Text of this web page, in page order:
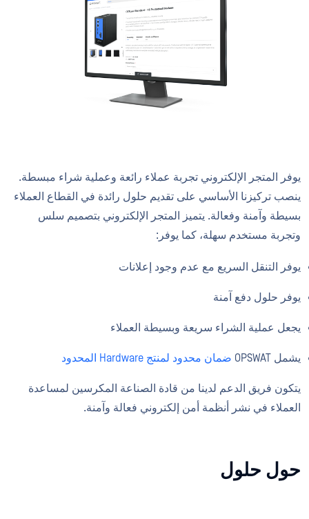
يوفر المتجر الإلكتروني تجربة عملاء رائعة وعملية شراء مبسطة.
ينصب تركيزنا الأساسي على تقديم حلول رائدة في القطاع العملاء
بسيطة وآمنة وفعالة. يتميز المتجر الإلكتروني بتصميم سلس
وتجربة مستخدم سهلة، كما يوفر:
يوفر التنقل السريع مع عدم وجود إعلانات
يوفر حلول دفع آمنة
يجعل عملية الشراء سريعة وبسيطة العملاء
يشمل OPSWAT ضمان محدود لمنتج Hardware المحدود
يتكون فريق الدعم لدينا من قادة الصناعة المكرسين لمساعدة
العملاء في نشر أنظمة أمن إلكتروني فعالة وآمنة.
حول حلول